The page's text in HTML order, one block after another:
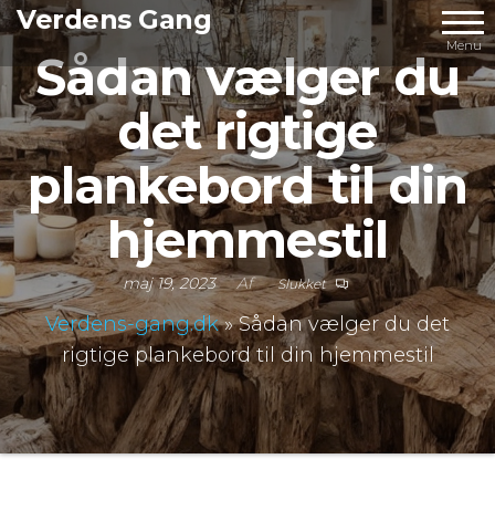
Videre
indhold
Verdens Gang
Menu
Sådan vælger du
det rigtige
plankebord til din
hjemmestil
maj 19, 2023 Af Slukket
Verdens-gang.dk»Sådan vælger du det
rigtige plankebord til din hjemmestil